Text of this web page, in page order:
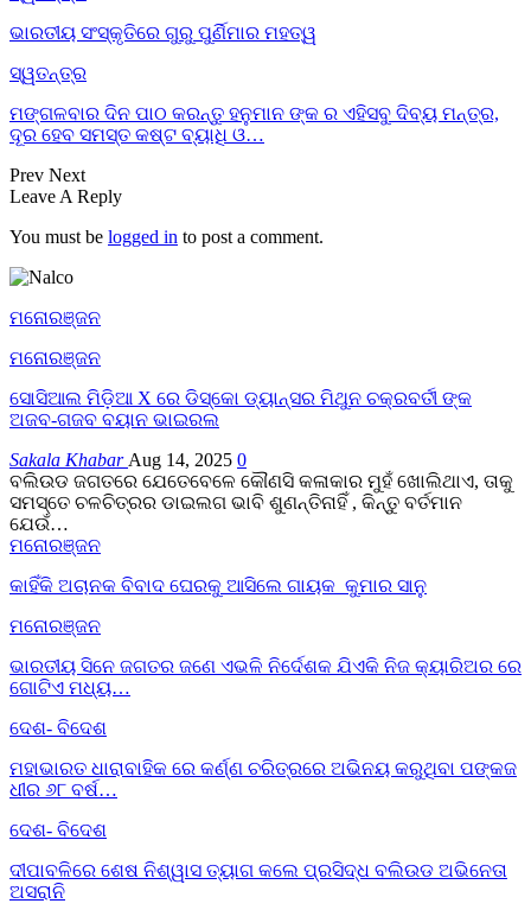
ଭାରତୀୟ ସଂସ୍କୃତିରେ ଗୁରୁ ପୁର୍ଣିମାର ମହତ୍ୱ
ସ୍ୱତନ୍ତ୍ର
ମଙ୍ଗଳବାର ଦିନ ପାଠ କରନ୍ତୁ ହନୁମାନ ଙ୍କ ର ଏହିସବୁ ଦିବ୍ୟ ମନ୍ତ୍ର,
ଦୂର ହେବ ସମସ୍ତ କଷ୍ଟ ବ୍ୟାଧି ଓ…
Prev Next
Leave A Reply
You must be logged in to post a comment.
ମନୋରଞ୍ଜନ
ମନୋରଞ୍ଜନ
ସୋସିଆଲ ମିଡ଼ିଆ X ରେ ଡିସ୍କୋ ଡ୍ୟାନ୍ସର ମିଥୁନ ଚକ୍ରବର୍ତୀ ଙ୍କ
ଅଜବ-ଗଜବ ବୟାନ ଭାଇରଲ
Sakala Khabar Aug 14, 2025 0
ବଲିଉଡ ଜଗତରେ ଯେତେବେଳେ କୌଣସି କଳାକାର ମୁହଁ ଖୋଲିଥାଏ, ତାକୁ
ସମସ୍ତେ ଚଳଚିତ୍ରର ଡାଇଲଗ ଭାବି ଶୁଣନ୍ତିନାହିଁ , କିନ୍ତୁ ବର୍ତମାନ
ଯେଉଁ…
ମନୋରଞ୍ଜନ
କାହିଁକି ଅଚାନକ ବିବାଦ ଘେରକୁ ଆସିଲେ ଗାୟକ କୁମାର ସାନୁ
ମନୋରଞ୍ଜନ
ଭାରତୀୟ ସିନେ ଜଗତର ଜଣେ ଏଭଳି ନିର୍ଦେଶକ ଯିଏକି ନିଜ କ୍ୟାରିଅର ରେ
ଗୋଟିଏ ମଧ୍ୟ…
ଦେଶ- ବିଦେଶ
ମହାଭାରତ ଧାରାବାହିକ ରେ କର୍ଣ୍ଣ ଚରିତ୍ରରେ ଅଭିନୟ କରୁଥିବା ପଙ୍କଜ
ଧୀର ୬୮ ବର୍ଷ…
ଦେଶ- ବିଦେଶ
ଦୀପାବଳିରେ ଶେଷ ନିଶ୍ୱାସ ତ୍ୟାଗ କଲେ ପ୍ରସିଦ୍ଧ ବଲିଉଡ ଅଭିନେତା
ଅସରାନି